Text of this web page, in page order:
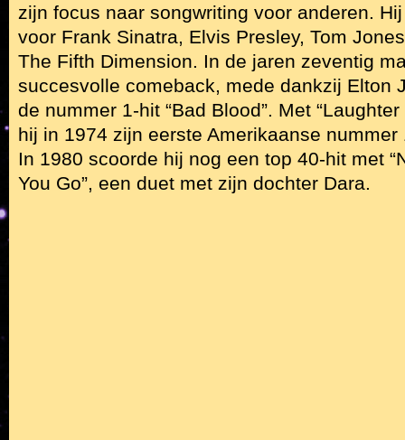
zijn focus naar songwriting voor anderen.
voor Frank Sinatra, Elvis Presley, Tom
The Fifth Dimension. In de jaren zeventig
succesvolle comeback, mede dankzij Elton
de nummer 1-hit “Bad Blood”. Met
hij in 1974 zijn eerste Amerikaanse
In 1980 scoorde hij nog een top 40-hit met
You Go”, een duet met zijn dochter Dara.